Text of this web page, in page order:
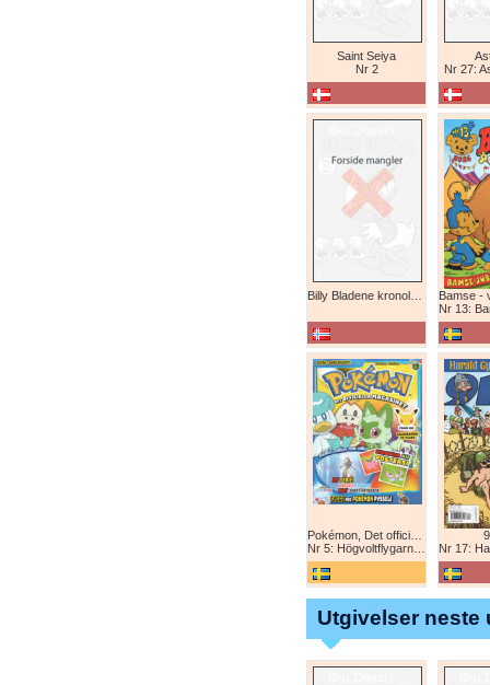
Saint Seiya
Nr 2
Nr 27:
Nr 13: Bamse-
Nr 5: Högvoltflygarna mot Svart Rayquaza!
Nr 17: Harald
Utgivelser neste